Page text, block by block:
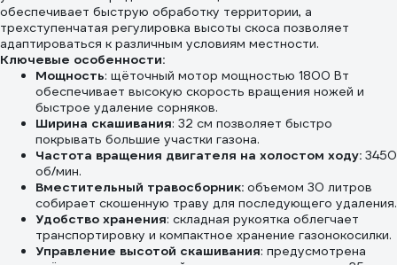
обеспечивает быструю обработку территории, а
трехступенчатая регулировка высоты скоса позволяет
адаптироваться к различным условиям местности.
Ключевые особенности:
Мощность: щёточный мотор мощностью 1800 Вт
обеспечивает высокую скорость вращения ножей и
быстрое удаление сорняков.
Ширина скашивания: 32 см позволяет быстро
покрывать большие участки газона.
Частота вращения двигателя на холостом ходу: 3450
об/мин.
Вместительный травосборник: объемом 30 литров
собирает скошенную траву для последующего удаления.
Удобство хранения: складная рукоятка облегчает
транспортировку и компактное хранение газонокосилки.
Управление высотой скашивания: предусмотрена